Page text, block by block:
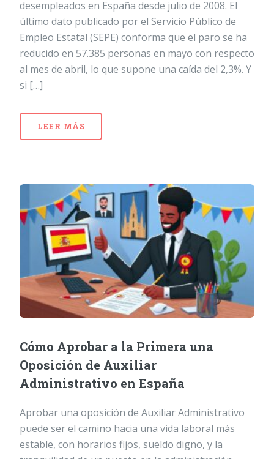
desempleados en España desde julio de 2008. El
último dato publicado por el Servicio Público de
Empleo Estatal (SEPE) conforma que el paro se ha
reducido en 57.385 personas en mayo con respecto
al mes de abril, lo que supone una caída del 2,3%. Y
si […]
LEER MÁS
Cómo Aprobar a la Primera una
Oposición de Auxiliar
Administrativo en España
Aprobar una oposición de Auxiliar Administrativo
puede ser el camino hacia una vida laboral más
estable, con horarios fijos, sueldo digno, y la